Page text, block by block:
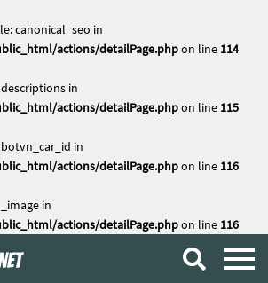
canonical_seo in
actions/detailPage.phpon line 114
in
actions/detailPage.phpon line 115
in
actions/detailPage.phpon line 116
in
actions/detailPage.phpon line 116